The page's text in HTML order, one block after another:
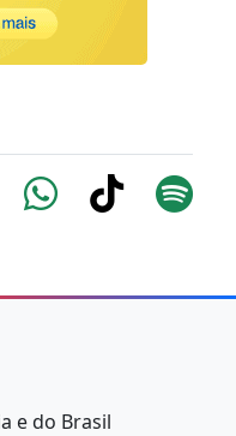
e do Brasil